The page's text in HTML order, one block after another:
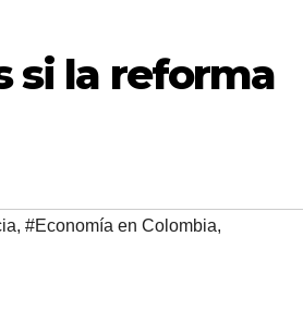
si la reforma
, #Economía en Colombia,